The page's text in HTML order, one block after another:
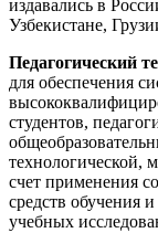
издавались в
Узбекистане,
Педагогический
для обеспечения
студентов,
технологической,
счет применения
средств обучения
учебных